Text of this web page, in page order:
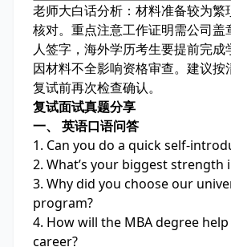
老师大白话分析： 材料准备较为繁
核对。重点注意工作证明需公司盖
人签字，海外学历考生要提前完成
因材料不全影响资格审查。建议按
复试前再次检查确认。
复试面试真题分享
一、 英语口语问答
1. Can you do a quick self-
2. What’s your biggest strength
3. Why did you choose our
program?
4. How will the MBA degree
career?